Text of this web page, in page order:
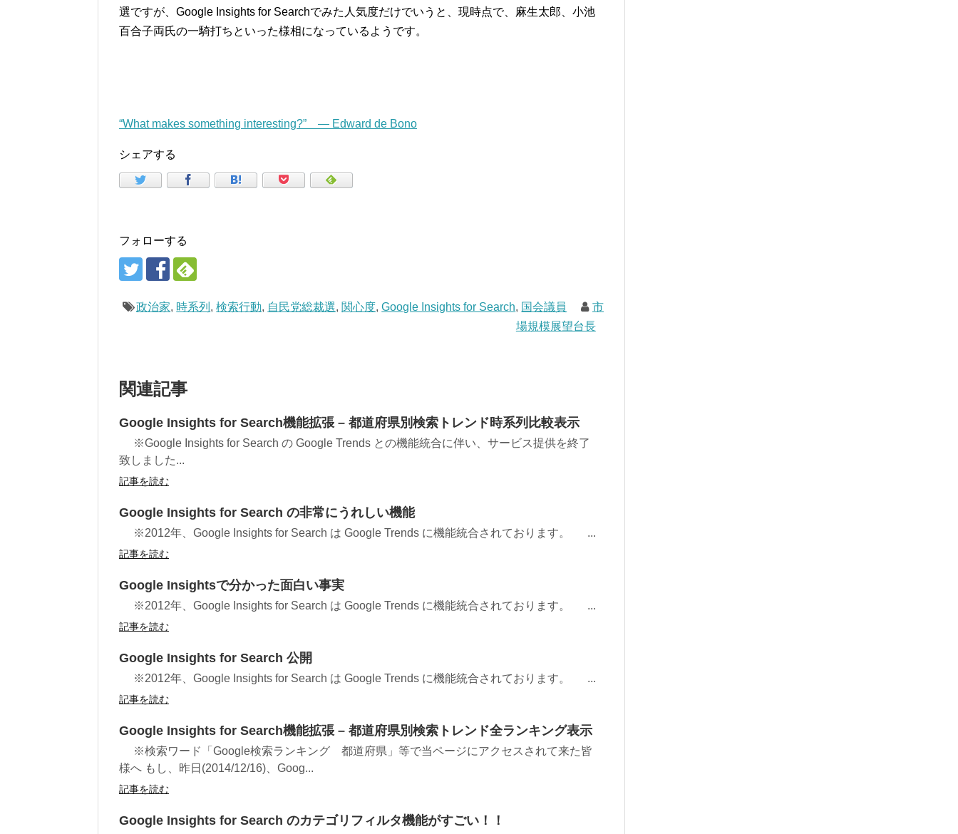
選ですが、Google Insights for Searchでみた人気度だけでいうと、現時点で、麻生太郎、小池
百合子両氏の一騎打ちといった様相になっているようです。
“What makes something interesting?” — Edward de Bono
シェアする
フォローする
政治家, 時系列 ,検索行動, 自民党総裁選, 関心度,Google Insights for Search, 国会議員
市
場規模展望台長
関連記事
Google Insights for Search機能拡張 – 都道府県別検索トレンド時系列比較表示
※Google Insights for Search の Google Trends との機能統合に伴い、サービス提供を終了
致しました...
記事を読む
Google Insights for Search の非常にうれしい機能
※2012年、Google Insights for Search は Google Trends に機能統合されております。 ...
記事を読む
Google Insightsで分かった面白い事実
※2012年、Google Insights for Search は Google Trends に機能統合されております。 ...
記事を読む
Google Insights for Search 公開
※2012年、Google Insights for Search は Google Trends に機能統合されております。 ...
記事を読む
Google Insights for Search機能拡張 – 都道府県別検索トレンド全ランキング表示
※検索ワード「Google検索ランキング 都道府県」等で当ページにアクセスされて来た皆
様へ もし、昨日(2014/12/16)、Goog...
記事を読む
Google Insights for Search のカテゴリフィルタ機能がすごい！！